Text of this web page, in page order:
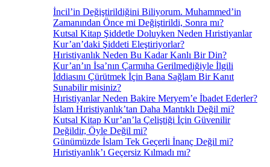
İncil’in Değiştirildiğini Biliyorum. Muhammed’in
Zamanından Önce mi Değiştirildi, Sonra mı?
Kutsal Kitap Şiddetle Doluyken Neden Hıristiyanlar
Kur’an’daki Şiddeti Eleştiriyorlar?
Hıristiyanlık Neden Bu Kadar Kanlı Bir Din?
Kur’an’ın İsa’nın Çarmıha Gerilmediğiyle İlgili
İddiasını Çürütmek İçin Bana Sağlam Bir Kanıt
Sunabilir misiniz?
Hıristiyanlar Neden Bakire Meryem’e İbadet Ederler?
İslam Hıristiyanlık’tan Daha Mantıklı Değil mi?
Kutsal Kitap Kur’an’la Çeliştiği İçin Güvenilir
Değildir, Öyle Değil mi?
Günümüzde İslam Tek Geçerli İnanç Değil mi?
Hıristiyanlık’ı Geçersiz Kılmadı mı?